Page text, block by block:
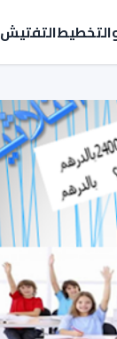
التفتيش